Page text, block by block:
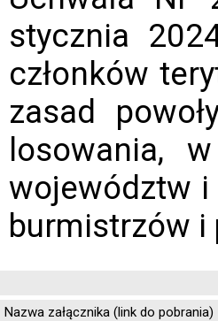
stycznia
członków
zasad
losowania,
województw i
burmistrzów
Nazwa załącznika (link do pobrania)